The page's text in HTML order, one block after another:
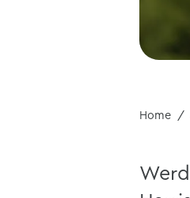
Home